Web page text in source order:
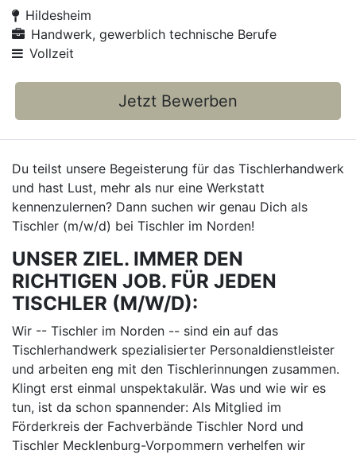
Hildesheim
Handwerk, gewerblich technische Berufe
Vollzeit
Jetzt Bewerben
Du teilst unsere Begeisterung für das Tischlerhandwerk
und hast Lust, mehr als nur eine Werkstatt
kennenzulernen? Dann suchen wir genau Dich als
Tischler (m/w/d) bei Tischler im Norden!
UNSER ZIEL. IMMER DEN
RICHTIGEN JOB. FÜR JEDEN
TISCHLER (M/W/D):
Wir -- Tischler im Norden -- sind ein auf das
Tischlerhandwerk spezialisierter Personaldienstleister
und arbeiten eng mit den Tischlerinnungen zusammen.
Klingt erst einmal unspektakulär. Was und wie wir es
tun, ist da schon spannender: Als Mitglied im
Förderkreis der Fachverbände Tischler Nord und
Tischler Mecklenburg-Vorpommern verhelfen wir